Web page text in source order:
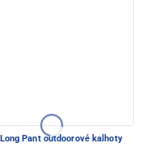
Long Pant outdoorové kalhoty